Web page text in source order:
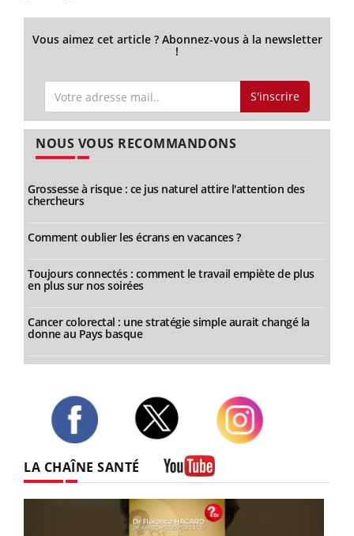
Vous aimez cet article ? Abonnez-vous à la newsletter
!
S'inscrire
NOUS VOUS RECOMMANDONS
Grossesse à risque : ce jus naturel attire l'attention des
chercheurs
Comment oublier les écrans en vacances ?
Toujours connectés : comment le travail empiète de plus
en plus sur nos soirées
Cancer colorectal : une stratégie simple aurait changé la
donne au Pays basque
LA CHAÎNE SANTÉ